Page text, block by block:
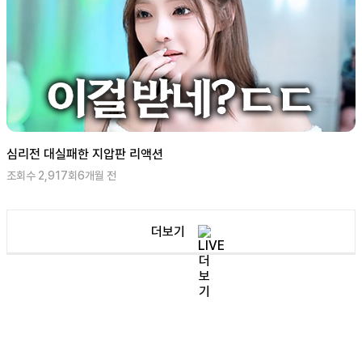
심리전 대실패한 지압판 리액션
조회수 2,917회6개월 전
더보기